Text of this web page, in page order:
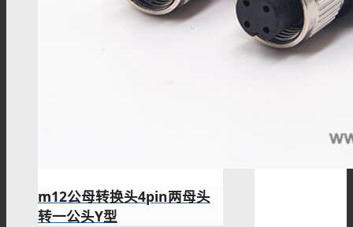
m12公母转换头4pin两母头
转一公头Y型